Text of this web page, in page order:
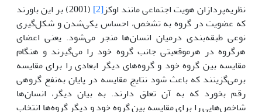
نظریه‌پردازان هویت اجتماعی مانند اوکز[2]
(2001) بر این باورند
که عضویت در گروه به تشخص، احساس یکی‌شدن و شکل‌گیری
نوعی طبقه‌بندی درمیان انسان‌ها منجر می‌شود. یعنی اعضای
هرگروه در هرموقعیتی جانب گروه خود را می‌گیرند و هنگام
مقایسه بین گروه خود و گروه‌های دیگر ابعادی را برای مقایسه
برمی‌گزینند که باعث شود نتایج مقایسه در پایان به‌نفع گروهی
رقم بخورد که به آن تعلق دارند. به بیان دیگر، انسان‌ها
شاخص‌هایی را برای مقایسه بین گروه خود و دیگر گروه‌ها انتخاب